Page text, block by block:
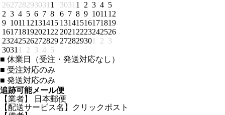
262728293031 1
2 3 4 5 6 7 8
9 1011 12131415
161718192021 22
23242526272829
3031 1 2 3 4 5
3031 1 2 3 4 5
6 7 8 9 1011 12
13141516171819
2021 2223242526
272829301 2 3
■ 休業日（受注・発送対応なし）
■ 受注対応のみ
■ 発送対応のみ
追跡可能メール便
【業者】 日本郵便
【配送サービス名】クリックポスト